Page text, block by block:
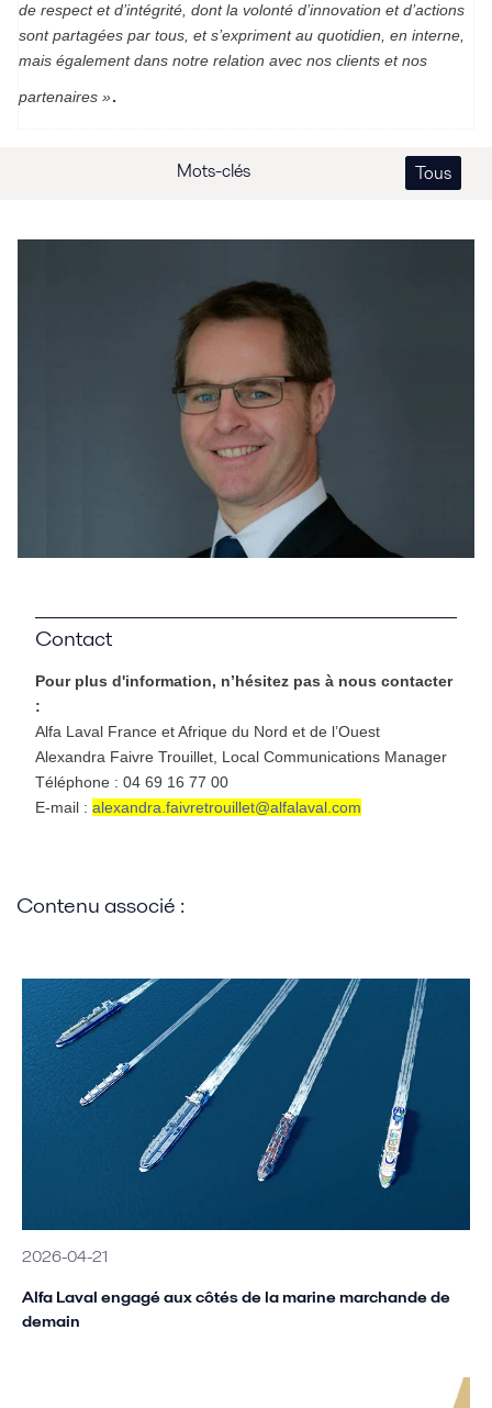
de respect et d’intégrité, dont la volonté d’innovation et d’actions
sont partagées par tous, et s’expriment au quotidien, en interne,
mais également dans notre relation avec nos clients et nos
partenaires ».
Mots-clés Tous
Contact
Pour plus d'information, n’hésitez pas à nous contacter
:
Alfa Laval France et Afrique du Nord et de l’Ouest
Alexandra Faivre Trouillet, Local Communications Manager
Téléphone : 04 69 16 77 00
E-mail : alexandra.faivretrouillet@alfalaval.com
Contenu associé :
2026-04-21
Alfa Laval engagé aux côtés de la marine marchande de
demain